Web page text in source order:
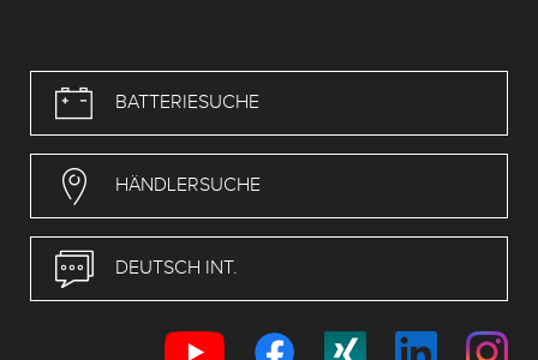
BATTERIESUCHE
HÄNDLERSUCHE
DEUTSCH INT.